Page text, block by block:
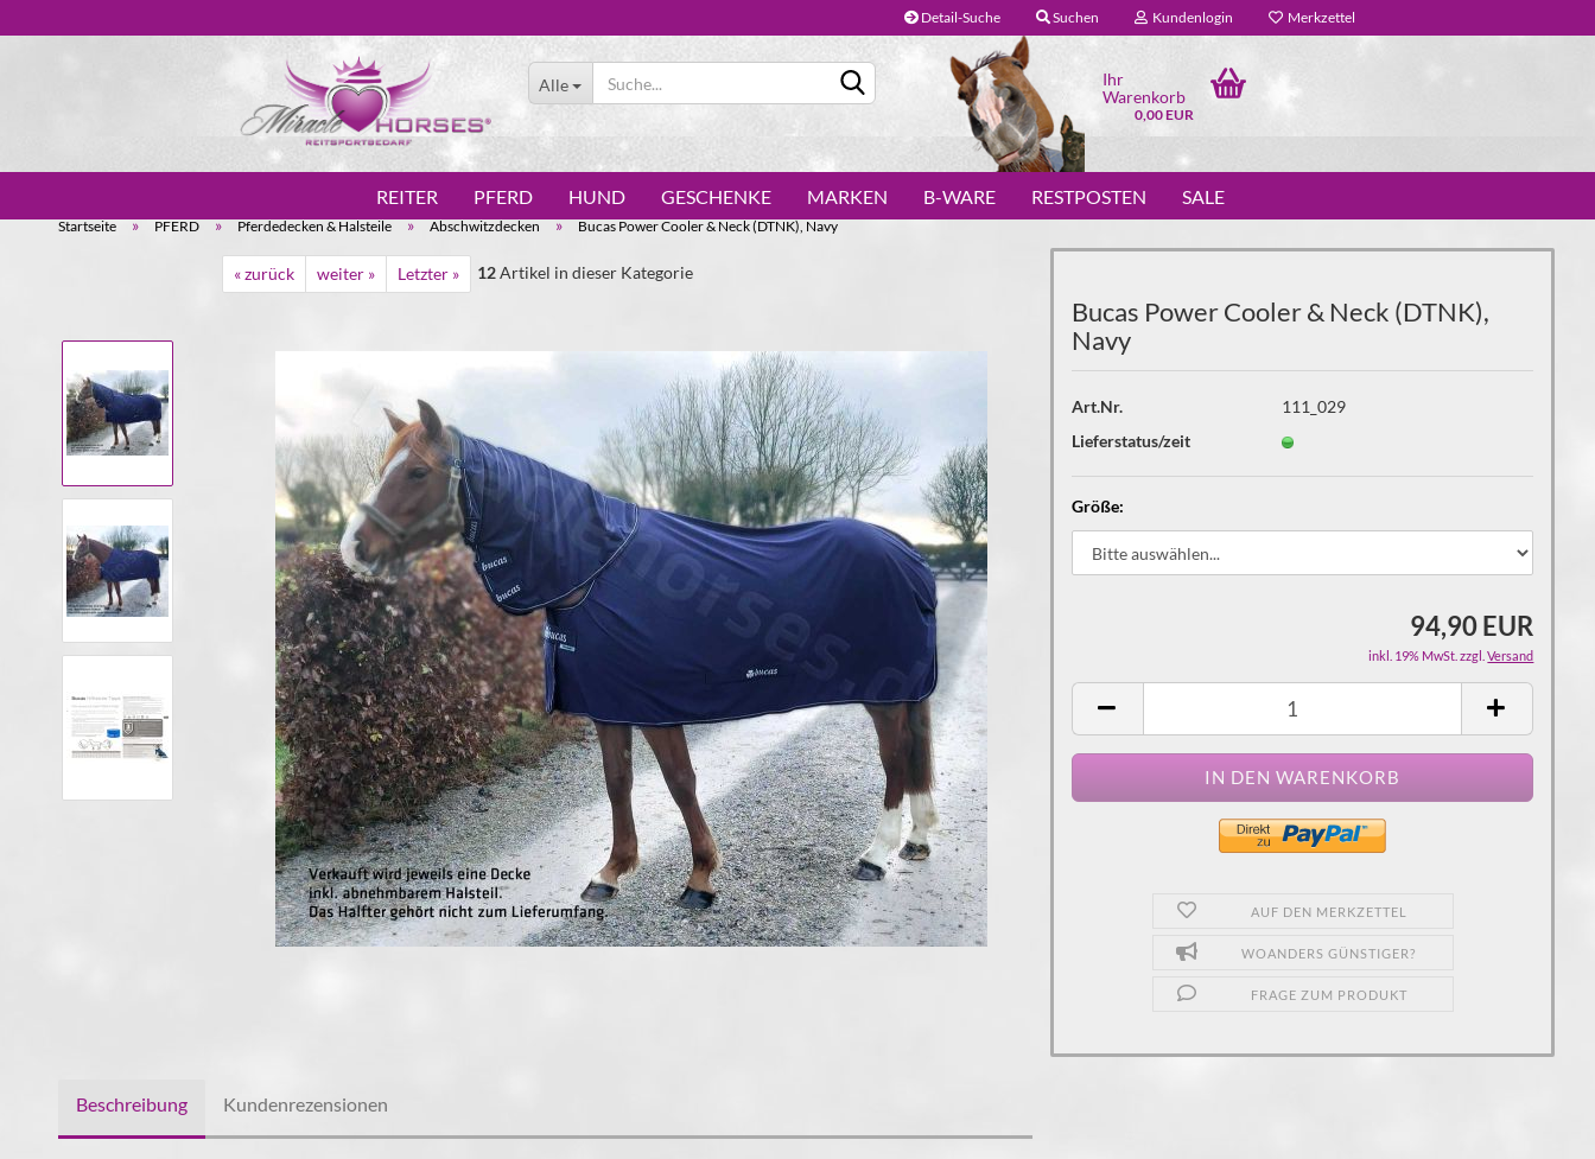
Detail-Suche Suchen Kundenlogin
Konto erstellen
Merkzettel
Alle
Ihr
Warenkorb
0,00 EUR
REITER PFERD HUND GESCHENKE MARKEN B-WARE RESTPOSTEN SALE
Startseite » PFERD » Pferdedecken & Halsteile » Abschwitzdecken » Bucas Power Cooler & Neck (DTNK), Navy
« zurück weiter » Letzter » 12Artikel in dieser Kategorie
Bucas Power Cooler & Neck (DTNK),
Navy
Art.Nr.
111_029
Lieferstatus/zeit
Größe:
94,90 EUR
inkl. 19% MwSt. zzgl.Versand
AUF DEN MERKZETTEL
WOANDERS GÜNSTIGER?
FRAGE ZUM PRODUKT
Beschreibung Kundenrezensionen